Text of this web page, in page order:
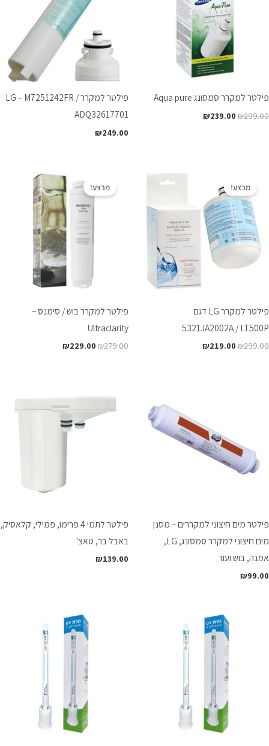
פילטר למקרר סמסונג Aqua pure
₪299.00
₪239.00
פילטר למקרר LG – M7251242FR /
ADQ32617701
₪249.00
מבצע!
פילטר למקרר LG דגם
5321JA2002A / LT500P
₪299.00
היה:
₪299.00.
₪219.00
מבצע!
פילטר למקרר בוש / סימנס –
Ultraclarity
₪279.00
המקורי
היה:
₪279.00.
₪229.00
המחיר
הנוכחי
הוא:
₪229.00.
פילטר מים חיצוני למקררים – מסנן
מים חיצוני למקרר סמסונג, LG,
אמנה, בוש ועוד
₪99.00
פילטר לתמי 4 פרימו, פמילי, קלאסיק,
באבל בר, טאצ'
₪139.00